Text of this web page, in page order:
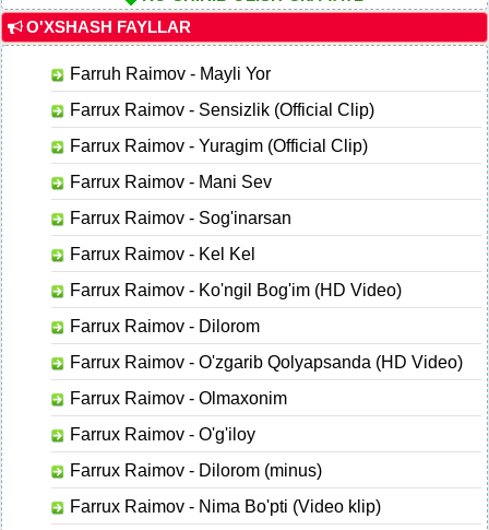
O'XSHASH FAYLLAR
Farruh Raimov - Mayli Yor
Farrux Raimov - Sensizlik (Official Clip)
Farrux Raimov - Yuragim (Official Clip)
Farrux Raimov - Mani Sev
Farrux Raimov - Sog'inarsan
Farrux Raimov - Kel Kel
Farrux Raimov - Ko'ngil Bog'im (HD Video)
Farrux Raimov - Dilorom
Farrux Raimov - O'zgarib Qolyapsanda (HD Video)
Farrux Raimov - Olmaxonim
Farrux Raimov - O'g'iloy
Farrux Raimov - Dilorom (minus)
Farrux Raimov - Nima Bo'pti (Video klip)